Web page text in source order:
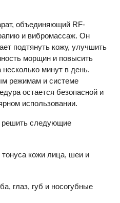
объединяющий RF-
и вибромассаж. Он
подтянуть кожу, улучшить
морщин и повысить
несколько минут в день.
режимам и системе
остается безопасной и
использовании.
следующие
тонуса кожи лица, шеи и
глаз, губ и носогубные